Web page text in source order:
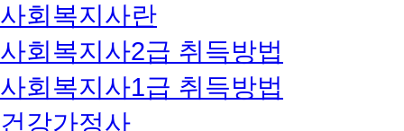
사회복지사란
사회복지사2급 취득방법
사회복지사1급 취득방법
건강가정사